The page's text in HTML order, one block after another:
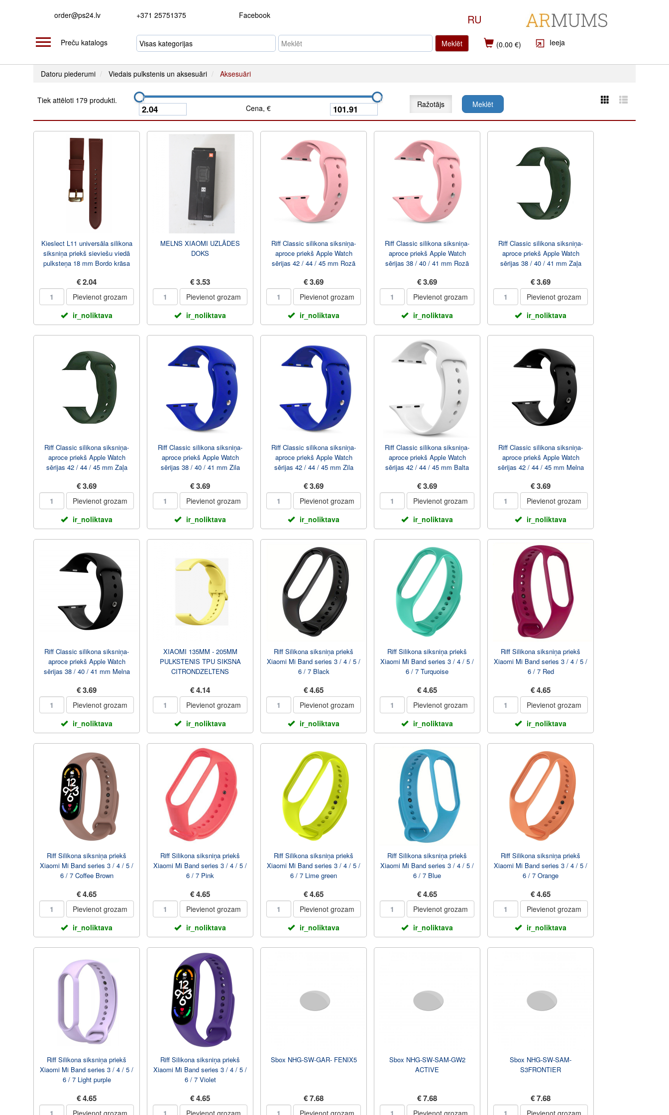
order@ps24.lv +371 25751375 Facebook RU
Preču katalogs Meklēt (0.00 €) Ieeja
Datoru piederumi Viedais pulkstenis un aksesuāri Aksesuāri
Tiek attēloti 179 produkti.
Cena, €
Ražotājs Meklēt
Kieslect L11 universāla silikona
siksniņa priekš sieviešu viedā
pulksteņa 18 mm Bordo krāsa
€ 2.04
Pievienot grozam
ir_noliktava
MELNS XIAOMI UZLĀDES
DOKS
€ 3.53
Pievienot grozam
ir_noliktava
Riff Classic silikona siksniņa-
aproce priekš Apple Watch
sērijas 42 / 44 / 45 mm Rozā
€ 3.69
Pievienot grozam
ir_noliktava
Riff Classic silikona siksniņa-
aproce priekš Apple Watch
sērijas 38 / 40 / 41 mm Rozā
€ 3.69
Pievienot grozam
ir_noliktava
Riff Classic silikona siksniņa-
aproce priekš Apple Watch
sērijas 38 / 40 / 41 mm Zaļa
€ 3.69
Pievienot grozam
ir_noliktava
Riff Classic silikona siksniņa-
aproce priekš Apple Watch
sērijas 42 / 44 / 45 mm Zaļa
€ 3.69
Pievienot grozam
ir_noliktava
Riff Classic silikona siksniņa-
aproce priekš Apple Watch
sērijas 38 / 40 / 41 mm Zila
€ 3.69
Pievienot grozam
ir_noliktava
Riff Classic silikona siksniņa-
aproce priekš Apple Watch
sērijas 42 / 44 / 45 mm Zila
€ 3.69
Pievienot grozam
ir_noliktava
Riff Classic silikona siksniņa-
aproce priekš Apple Watch
sērijas 42 / 44 / 45 mm Balta
€ 3.69
Pievienot grozam
ir_noliktava
Riff Classic silikona siksniņa-
aproce priekš Apple Watch
sērijas 42 / 44 / 45 mm Melna
€ 3.69
Pievienot grozam
ir_noliktava
Riff Classic silikona siksniņa-
aproce priekš Apple Watch
sērijas 38 / 40 / 41 mm Melna
€ 3.69
Pievienot grozam
ir_noliktava
XIAOMI 135MM - 205MM
PULKSTENIS TPU SIKSNA
CITRONDZELTENS
€ 4.14
Pievienot grozam
ir_noliktava
Riff Silikona siksniņa priekš
Xiaomi Mi Band series 3 / 4 / 5 /
6 / 7 Black
€ 4.65
Pievienot grozam
ir_noliktava
Riff Silikona siksniņa priekš
Xiaomi Mi Band series 3 / 4 / 5 /
6 / 7 Turquoise
€ 4.65
Pievienot grozam
ir_noliktava
Riff Silikona siksniņa priekš
Xiaomi Mi Band series 3 / 4 / 5 /
6 / 7 Red
€ 4.65
Pievienot grozam
ir_noliktava
Riff Silikona siksniņa priekš
Xiaomi Mi Band series 3 / 4 / 5 /
6 / 7 Coffee Brown
€ 4.65
Pievienot grozam
ir_noliktava
Riff Silikona siksniņa priekš
Xiaomi Mi Band series 3 / 4 / 5 /
6 / 7 Pink
€ 4.65
Pievienot grozam
ir_noliktava
Riff Silikona siksniņa priekš
Xiaomi Mi Band series 3 / 4 / 5 /
6 / 7 Lime green
€ 4.65
Pievienot grozam
ir_noliktava
Riff Silikona siksniņa priekš
Xiaomi Mi Band series 3 / 4 / 5 /
6 / 7 Blue
€ 4.65
Pievienot grozam
ir_noliktava
Riff Silikona siksniņa priekš
Xiaomi Mi Band series 3 / 4 / 5 /
6 / 7 Orange
€ 4.65
Pievienot grozam
ir_noliktava
Riff Silikona siksniņa priekš
Xiaomi Mi Band series 3 / 4 / 5 /
6 / 7 Light purple
€ 4.65
Pievienot grozam
Riff Silikona siksniņa priekš
Xiaomi Mi Band series 3 / 4 / 5 /
6 / 7 Violet
€ 4.65
Pievienot grozam
Sbox NHG-SW-GAR- FENIX5
€ 7.68
Pievienot grozam
Sbox NHG-SW-SAM-GW2
ACTIVE
€ 7.68
Pievienot grozam
Sbox NHG-SW-SAM-
S3FRONTIER
€ 7.68
Pievienot grozam